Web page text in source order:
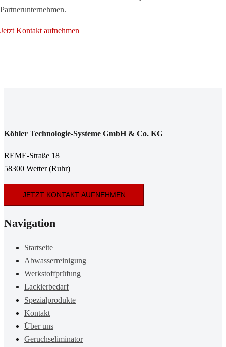
Partnerunternehmen.
Jetzt Kontakt aufnehmen
Köhler Technologie-Systeme GmbH & Co. KG
REME-Straße 18
58300 Wetter (Ruhr)
JETZT KONTAKT AUFNEHMEN
Navigation
Startseite
Abwasserreinigung
Werkstoffprüfung
Lackierbedarf
Spezialprodukte
Kontakt
Über uns
Geruchseliminator